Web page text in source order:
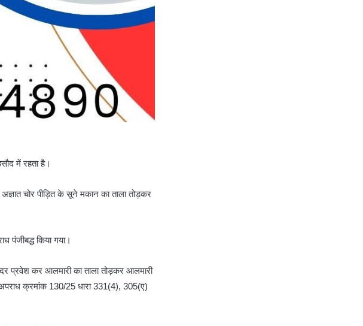
में रहता है।
अज्ञात चोर पीड़ित के सूने मकान का ताला तोड़कर
पंजीबद्ध किया गया।
प्रवेश कर आलमारी का ताला तोड़कर आलमारी
अपराध क्रमांक 130/25 धारा 331(4), 305(ए)